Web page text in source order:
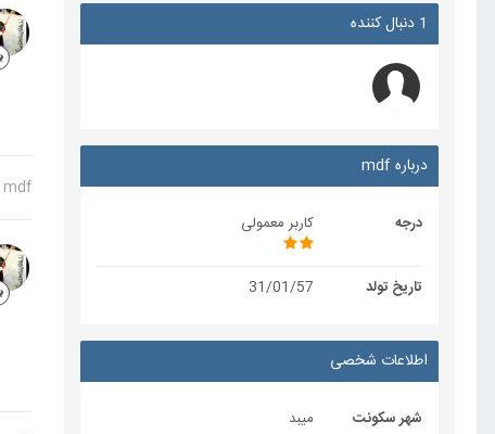
1 دنبال کننده
درباره mdf
درجه کاربر معمولی
تاریخ تولد 31/01/57
اطلاعات شخصی
شهر سکونت
میبد
mdf